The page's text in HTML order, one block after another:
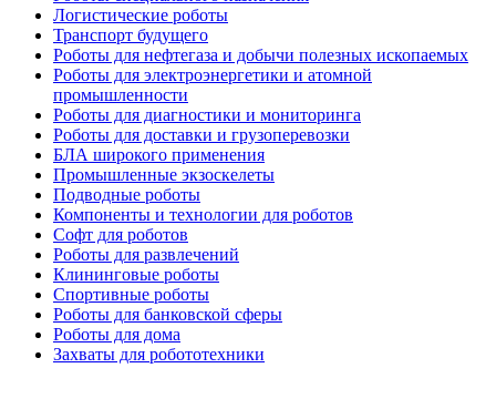
Логистические роботы
Транспорт будущего
Роботы для нефтегаза и добычи полезных ископаемых
Роботы для электроэнергетики и атомной
промышленности
Роботы для диагностики и мониторинга
Роботы для доставки и грузоперевозки
БЛА широкого применения
Промышленные экзоскелеты
Подводные роботы
Компоненты и технологии для роботов
Софт для роботов
Роботы для развлечений
Клининговые роботы
Спортивные роботы
Роботы для банковской сферы
Роботы для дома
Захваты для робототехники